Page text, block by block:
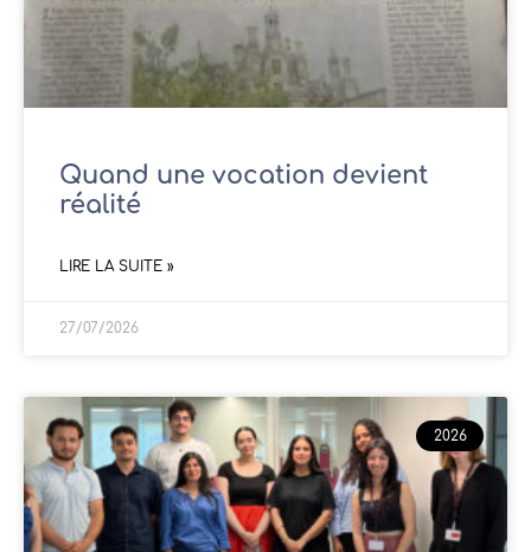
Quand une vocation devient
réalité
LIRE LA SUITE »
27/07/2026
2026